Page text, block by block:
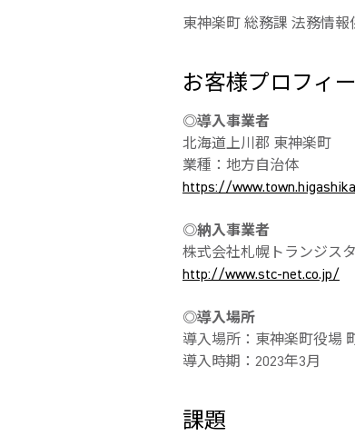
東神楽町 総務課 法務情
お客様プロフィ
◎導入事業者
北海道上川郡 東神楽町
業種：地方自治体
https://
◎納入事業者
株式会社札幌トランジス
http://www.stc-net.co.jp/
◎導入場所
導入場所：東神楽町役場
導入時期：2023年3月
課題